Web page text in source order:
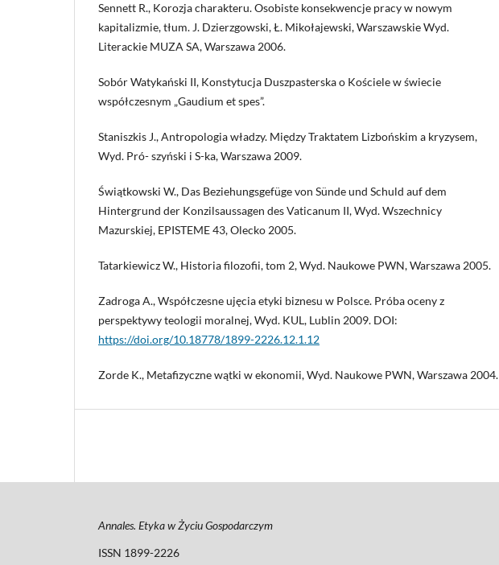
Sennett R., Korozja charakteru. Osobiste konsekwencje pracy w nowym
kapitalizmie, tłum. J. Dzierzgowski, Ł. Mikołajewski, Warszawskie Wyd.
Literackie MUZA SA, Warszawa 2006.
Sobór Watykański II, Konstytucja Duszpasterska o Kościele w świecie
współczesnym „Gaudium et spes”.
Staniszkis J., Antropologia władzy. Między Traktatem Lizbońskim a kryzysem,
Wyd. Pró- szyński i S-ka, Warszawa 2009.
Świątkowski W., Das Beziehungsgefüge von Sünde und Schuld auf dem
Hintergrund der Konzilsaussagen des Vaticanum II, Wyd. Wszechnicy
Mazurskiej, EPISTEME 43, Olecko 2005.
Tatarkiewicz W., Historia filozofii, tom 2, Wyd. Naukowe PWN, Warszawa 2005.
Zadroga A., Współczesne ujęcia etyki biznesu w Polsce. Próba oceny z
perspektywy teologii moralnej, Wyd. KUL, Lublin 2009. DOI:
https://doi.org/10.18778/1899-2226.12.1.12
Zorde K., Metafizyczne wątki w ekonomii, Wyd. Naukowe PWN, Warszawa 2004.
Annales. Etyka w Życiu Gospodarczym
ISSN 1899-2226